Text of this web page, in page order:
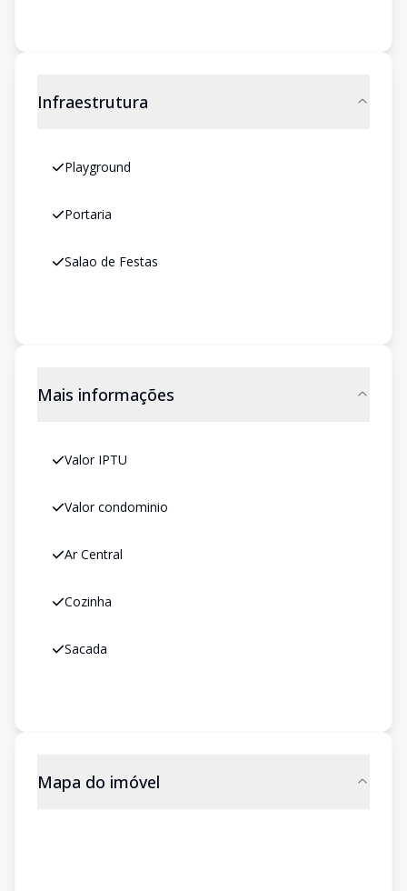
Infraestrutura
Playground
Portaria
Salao de Festas
Mais informações
Valor IPTU
Valor condominio
Ar Central
Cozinha
Sacada
Mapa do imóvel